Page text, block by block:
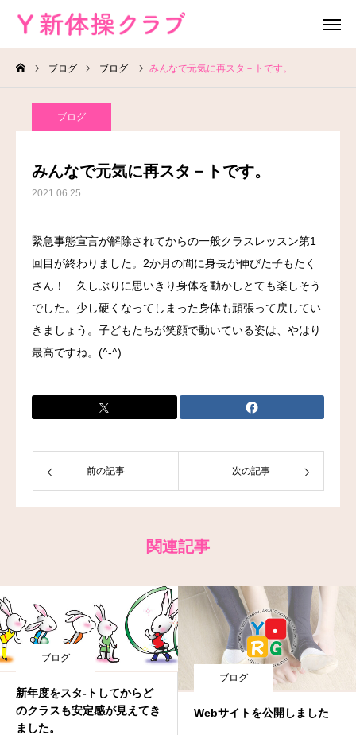
ブログ ブログ みんなで元気に再スタ－トです。
ブログ
みんなで元気に再スタ－トです。
2021.06.25
緊急事態宣言が解除されてからの一般クラスレッスン第1
回目が終わりました。2か月の間に身長が伸びた子もたく
さん！ 久しぶりに思いきり身体を動かしとても楽しそう
でした。少し硬くなってしまった身体も頑張って戻してい
きましょう。子どもたちが笑顔で動いている姿は、やはり
最高ですね。(^-^)
前の記事 次の記事
関連記事
ブログ
新年度をスタ-トしてからど
のクラスも安定感が見えてき
ました。
ブログ
Webサイトを公開しました
無料体験
HOME
教室概要
よくある質問
ブログ